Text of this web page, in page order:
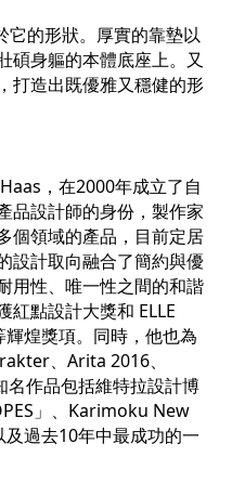
的形狀。厚實的靠墊以
碩身軀的本體底座上。又
打造出既優雅又穩健的形
，在2000年成立了自
品設計師的身份，製作家
個領域的產品，目前定居
設計取向融合了簡約與優
用性、唯一性之間的和諧
紅點設計大獎和 ELLE
輝煌獎項。同時，他也為
、Arita 2016、
名作品包括維特拉設計博
」、Karimoku New
過去10年中最成功的一